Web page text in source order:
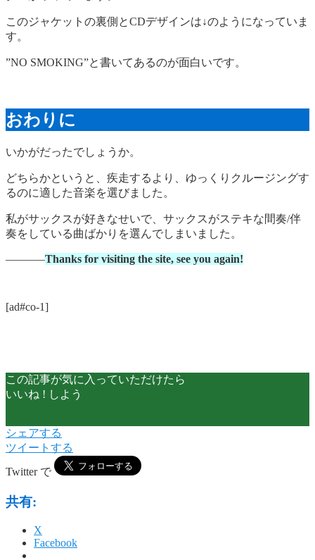
このジャケットの裏側とCDデザインは↓のようになっていま
す。
”NO SMOKING”と書いてあるのが面白いです。
おわりに
いかがだったでしょうか。
どちらかというと、疾走するより、ゆっくりクルージングす
るのに適した音楽を選びました。
私がサックスが好きなせいで、サックスがステキな間奏/伴
奏をしている曲ばかりを選んでしまいました。
———–Thanks for visiting the site, see you again!
[ad#co-1]
この記事が気に入っていただけたら
いいね ! しよう
シェアする
ツイートする
Twitter で
共有:
X
Facebook